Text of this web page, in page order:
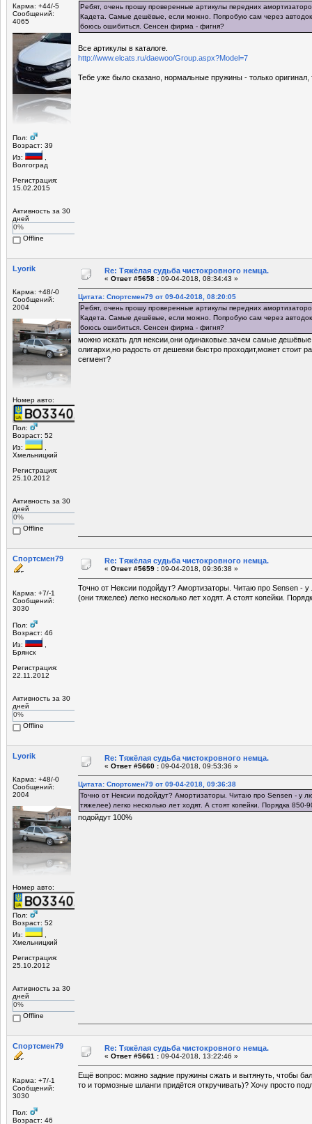
Карма: +44/-5
Сообщений:
4065
Пол:
Возраст: 39
Из:
Волгоград
Регистрация:
15.02.2015
Активность за 30
дней
0%
Offline
Ребят, очень прошу проверенные артикулы передних
Кадета. Самые дешёвые, если можно. Попробую сам через
боюсь ошибиться. Сенсен фирма - фигня?
Все артикулы в каталоге.
http://www.elcats.ru/daewoo/Group.aspx?Model=7
Тебе уже было сказано, нормальные пружины - только оригинал,
Lyorik
Карма: +48/-0
Сообщений:
2004
Номер авто:
Пол:
Возраст: 52
Из:
,
Хмельницкий
Регистрация:
25.10.2012
Активность за 30
дней
0%
Offline
Re: Тяжёлая судьба чистокровного немца.
« Ответ #5658 : 09-04-2018, 08:34:43 »
Цитата: Спортсмен79 от 09-04-2018, 08:20:05
Ребят, очень прошу проверенные артикулы передних
Кадета. Самые дешёвые, если можно. Попробую сам через
боюсь ошибиться. Сенсен фирма - фигня?
можно искать для нексии,они одинаковые.зачем самые
олигархи,но радость от дешевки быстро проходит,может стоит
сегмент?
Спортсмен79
Карма: +7/-1
Сообщений:
3030
Пол:
Возраст: 46
Из:
Брянск
Регистрация:
22.11.2012
Активность за 30
дней
0%
Offline
Re: Тяжёлая судьба чистокровного немца.
« Ответ #5659 : 09-04-2018, 09:36:38 »
Точно от Нексии подойдут? Амортизаторы. Читаю про Sensen - у
(они тяжелее) легко несколько лет ходят. А стоят копейки.
Lyorik
Карма: +48/-0
Сообщений:
2004
Номер авто:
Пол:
Возраст: 52
Из:
,
Хмельницкий
Регистрация:
25.10.2012
Активность за 30
дней
0%
Offline
Re: Тяжёлая судьба чистокровного немца.
« Ответ #5660 : 09-04-2018, 09:53:36 »
Цитата: Спортсмен79 от 09-04-2018, 09:36:38
Точно от Нексии подойдут? Амортизаторы. Читаю про Sensen - у
тяжелее) легко несколько лет ходят. А стоят копейки. Порядка 850-
подойдут 100%
Спортсмен79
Карма: +7/-1
Сообщений:
3030
Пол:
Возраст: 46
Re: Тяжёлая судьба чистокровного немца.
« Ответ #5661 : 09-04-2018, 13:22:46 »
Ещё вопрос: можно задние пружины сжать и вытянуть, чтобы
то и тормозные шланги придётся откручивать)? Хочу просто